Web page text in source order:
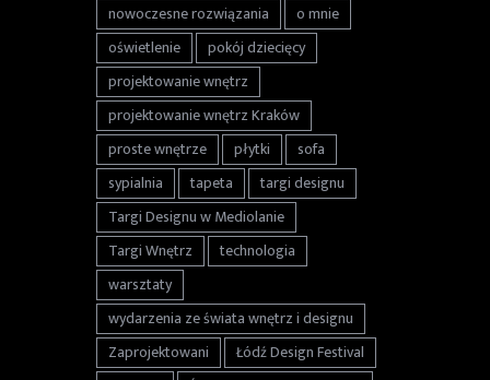
nowoczesne rozwiązania
o mnie
oświetlenie
pokój dziecięcy
projektowanie wnętrz
projektowanie wnętrz Kraków
proste wnętrze
płytki
sofa
sypialnia
tapeta
targi designu
Targi Designu w Mediolanie
Targi Wnętrz
technologia
warsztaty
wydarzenia ze świata wnętrz i designu
Zaprojektowani
Łódź Design Festival